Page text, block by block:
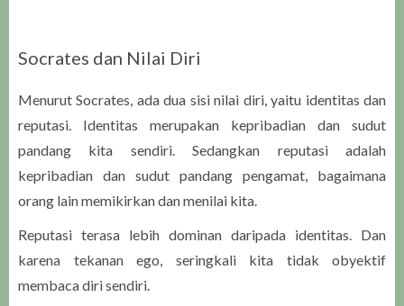
Socrates dan Nilai Diri
Menurut Socrates, ada dua sisi nilai diri, yaitu identitas dan
reputasi. Identitas merupakan kepribadian dan sudut
pandang kita sendiri. Sedangkan reputasi adalah
kepribadian dan sudut pandang pengamat, bagaimana
orang lain memikirkan dan menilai kita.
Reputasi terasa lebih dominan daripada identitas. Dan
karena tekanan ego, seringkali kita tidak obyektif
membaca diri sendiri.